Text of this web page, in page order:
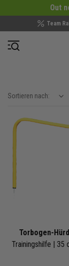
Out
Team
Navigation
Sortieren nach:
Torbogen-